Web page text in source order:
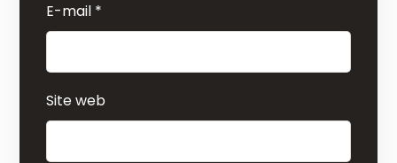
E-mail *
Site web